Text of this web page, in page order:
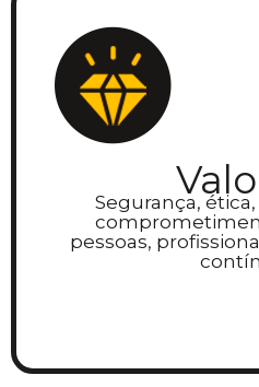
Segurança,
pessoas,